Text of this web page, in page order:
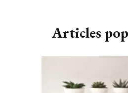
Articles